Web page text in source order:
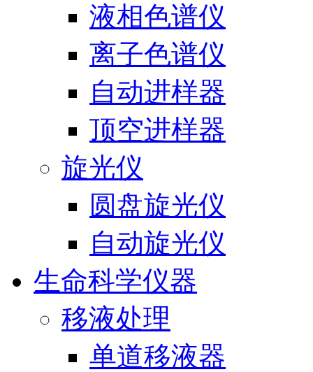
液相色谱仪
离子色谱仪
自动进样器
顶空进样器
旋光仪
圆盘旋光仪
自动旋光仪
生命科学仪器
移液处理
单道移液器